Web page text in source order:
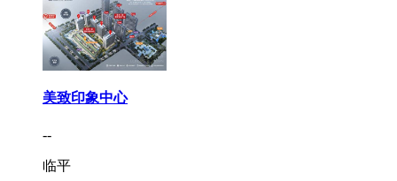
美致印象中心
--
临平